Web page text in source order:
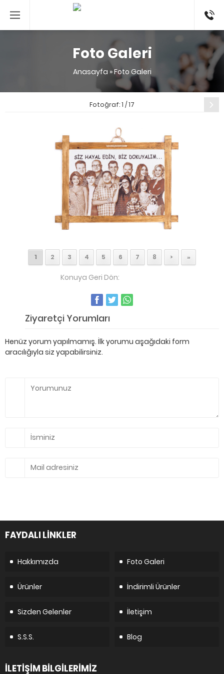
Foto Galeri
Anasayfa »Foto Galeri
Fotoğraf: 1 / 17
1 2 3 4 5 6 7 8 > »
Konuya Geri Dön:
Ziyaretçi Yorumları
Henüz yorum yapılmamış. İlk yorumu aşağıdaki form
aracılığıyla siz yapabilirsiniz.
FAYDALI LİNKLER
Hakkımızda Foto Galeri
Ürünler İndirimli Ürünler
Sizden Gelenler İletişim
S.S.S. Blog
İLETİŞİM BİLGİLERİMİZ